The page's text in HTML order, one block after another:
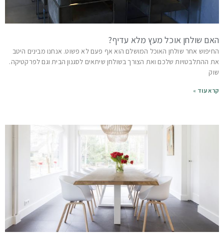
האם שולחן אוכל מעץ מלא עדיף?
החיפוש אחר שולחן האוכל המושלם הוא אף פעם לא פשוט. אנחנו מבינים היטב
את ההתלבטויות שלכם ואת הצורך בשולחן שיתאים לסגנון הבית וגם לפרקטיקה.
שוק
קרא עוד »